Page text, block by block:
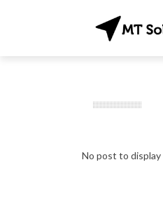
No post to display